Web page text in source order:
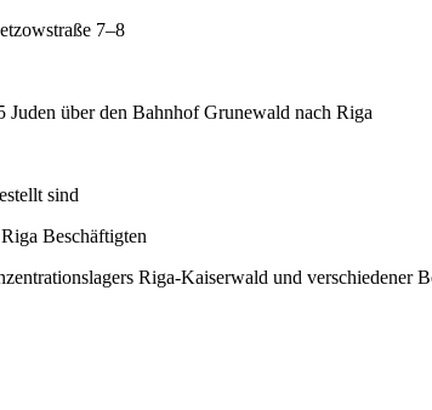
7–8
Juden über den Bahnhof Grunewald nach Riga
sind
Beschäftigten
Riga-Kaiserwald und